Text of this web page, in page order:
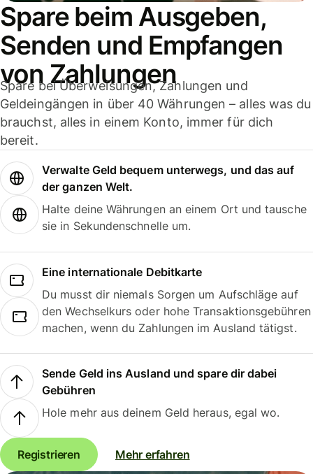
Spare beim Ausgeben,
Senden und Empfangen
von Zahlungen
Spare bei Überweisungen, Zahlungen und
Geldeingängen in über 40 Währungen – alles was du
brauchst, alles in einem Konto, immer für dich
bereit.
Verwalte Geld bequem unterwegs, und das auf
der ganzen Welt.
Halte deine Währungen an einem Ort und tausche
sie in Sekundenschnelle um.
Eine internationale Debitkarte
Du musst dir niemals Sorgen um Aufschläge auf
den Wechselkurs oder hohe Transaktionsgebühren
machen, wenn du Zahlungen im Ausland tätigst.
Sende Geld ins Ausland und spare dir dabei
Gebühren
Hole mehr aus deinem Geld heraus, egal wo.
Registrieren Mehr erfahren